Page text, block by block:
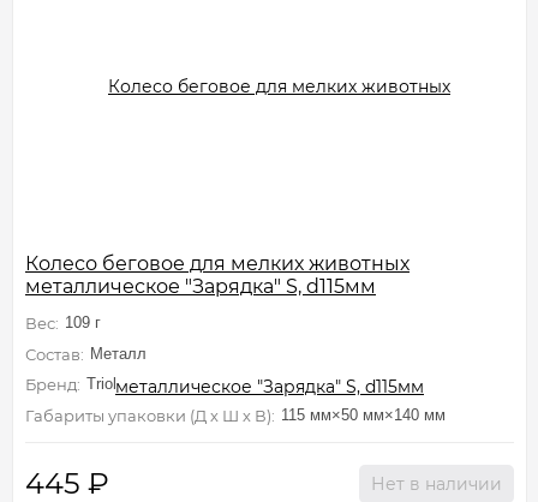
Колесо беговое для мелких животных
металлическое "Зарядка" S, d115мм
Вес: 109 г
Состав: Металл
Бренд: Triol
Габариты упаковки (Д х Ш х В): 115 мм×50 мм×140 мм
445 ₽ Нет в наличии